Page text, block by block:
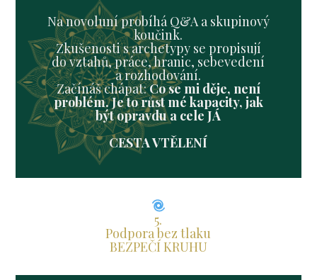
Na novoluní probíhá Q&A a skupinový
koučink.
Zkušenosti s archetypy se propisují
do vztahů, práce, hranic, sebevedení
a rozhodování.
Začínáš chápat:Co se mi děje, není
problém. Je to růst mé kapacity, jak
být opravdu a cele JÁ
CESTA VTĚLENÍ
5.
Podpora bez tlaku
BEZPEČÍ KRUHU